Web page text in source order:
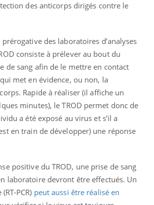
des anticorps dirigés contre le
prérogative des laboratoires d’analyses
consiste à prélever au bout du
de sang afin de le mettre en contact
met en évidence, ou non, la
Rapide à réaliser (il affiche un
minutes), le TROD permet donc de
a été exposé au virus et s’il a
en train de développer) une réponse
positive du TROD, une prise de sang
laboratoire devront être effectués. Un
PCR) peut aussi être réalisé en